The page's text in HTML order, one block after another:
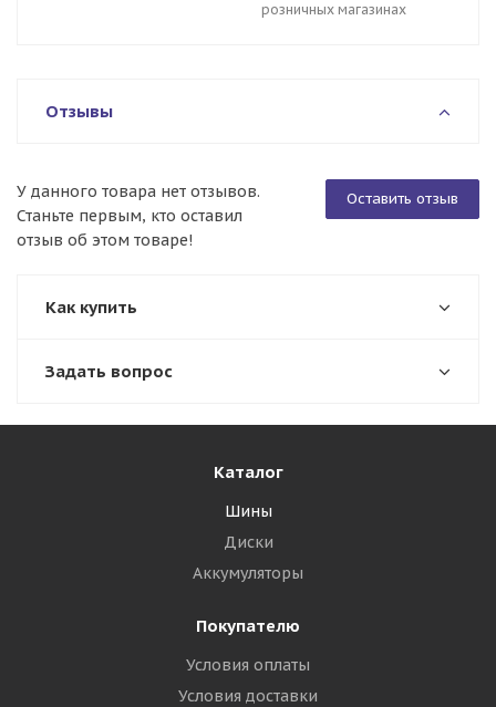
розничных магазинах
Отзывы
Оставить отзыв
У данного товара нет отзывов.
Станьте первым, кто оставил
отзыв об этом товаре!
Как купить
Задать вопрос
Каталог
Шины
Диски
Аккумуляторы
Покупателю
Условия оплаты
Условия доставки